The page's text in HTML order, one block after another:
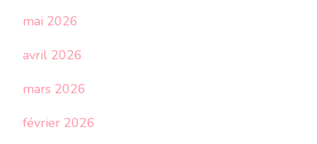
mai 2026
avril 2026
mars 2026
février 2026